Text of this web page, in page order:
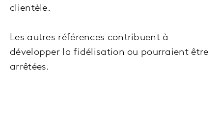
clientèle.
Les autres références contribuent à
développer la fidélisation ou pourraient être
arrêtées.